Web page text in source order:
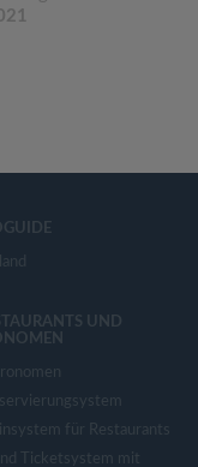
UND
für Restaurants
Ticketsystem mit